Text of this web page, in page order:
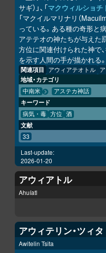
サギ）」、「マクウィルショチ
「マクイルマリナリ（
っている。ある種の奇形と
アテテオの神たちが与えた
方位に関連付けられた神で
を示す人間の手が描かれる。
関連項目 アウィアテオトル
地域・カテゴリ
中南米 アステカ神話
キーワード
病気・毒 方位 酒
文献
33
Last-update:
2026-01-20
アウィアトル
Ahuíatl
アウィテリン・ツィタ
Awitelin Tsita